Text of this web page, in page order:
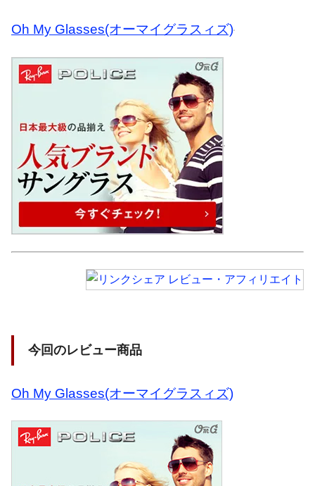
Oh My Glasses(オーマイグラスィズ)
今回のレビュー商品
Oh My Glasses(オーマイグラスィズ)